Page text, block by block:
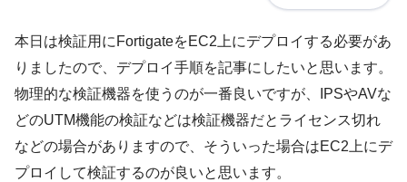
本日は検証用にFortigateをEC2上にデプロイする必要があ
りましたので、デプロイ手順を記事にしたいと思います。
物理的な検証機器を使うのが一番良いですが、IPSやAVな
どのUTM機能の検証などは検証機器だとライセンス切れ
などの場合がありますので、そういった場合はEC2上にデ
プロイして検証するのが良いと思います。